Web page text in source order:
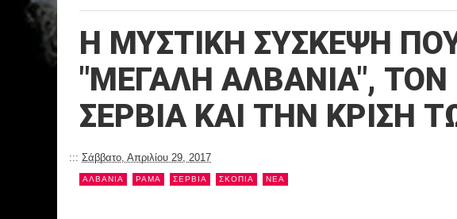
Η ΜΥΣΤΙΚΗ ΣΥΣΚΕΨΗ
"ΜΕΓΑΛΗ ΑΛΒΑΝΙΑ",
ΣΕΡΒΙΑ ΚΑΙ ΤΗΝ ΚΡΙΣΗ
::: Σάββατο, Απριλίου 29, 2017
ΑΛΒΑΝΙΑ ΡΑΜΑ ΣΕΡΒΙΑ ΣΚΟΠΙΑ NEA